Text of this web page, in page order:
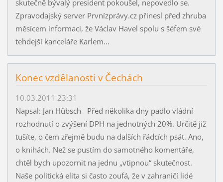
skutečně bývalý president pokoušel, nepovedlo se.
Zpravodajský server Prvnízprávy.cz přinesl před zhruba
měsícem informaci, že Václav Havel spolu s šéfem své
tehdejší kanceláře Karlem...
Konec vzdělanosti v Čechách
10.03.2011 23:31
Napsal: Jan Hübsch Před několika dny padlo vládní
rozhodnutí o zvýšení DPH na jednotných 20%. Určitě již
tušíte, o čem zřejmě budu na dalších řádcích psát. Ano,
o knihách. Než se pustím do samotného komentáře,
chtěl bych upozornit na jednu „vtipnou“ skutečnost.
Naše politická elita si často zoufá, že v zahraničí lidé